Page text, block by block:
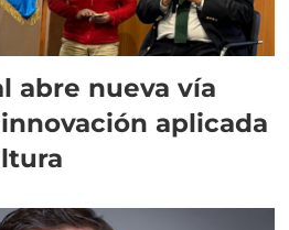
abre nueva vía
aplicada